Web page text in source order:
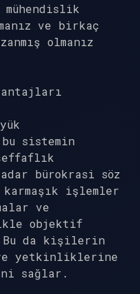
ve birkaç
olmanız
sistemin
bürokrasi söz
karmaşık işlemler
ve
objektif
da kişilerin
yetkinliklerine
sağlar.